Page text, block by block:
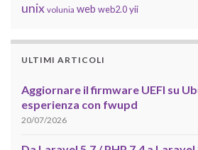
unix volunia web web2.0 yii
ULTIMI ARTICOLI
Aggiornare il firmware UEFI su
esperienza con fwupd
20/07/2026